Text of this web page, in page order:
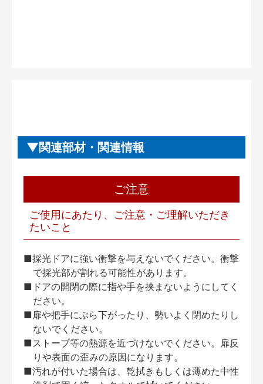
関連部材・関連情報
ご注意
ご使用にあたり、ご注意・ご理解いただき
たいこと
■採光ドアに強い衝撃を与えないでください。衝撃
で採光部が割れる可能性があります。
■ドアの開閉の際に指や手を挟まないようにしてく
ださい。
■扉や把手にぶら下がったり、勢いよく閉めたりし
ないでください。
■ストーブ等の熱源を近づけないでください。扉反
りや表面の歪みの原因になります。
■汚れが付いた場合は、乾拭きもしくは薄めた中性